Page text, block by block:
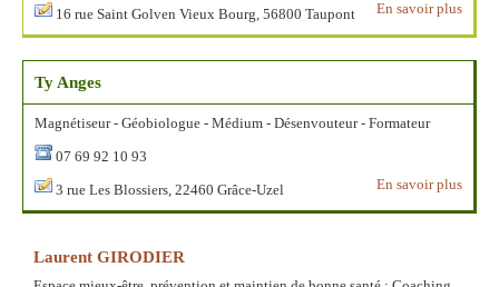
En savoir plus
16 rue Saint Golven Vieux Bourg, 56800 Taupont
Ty Anges
Magnétiseur - Géobiologue - Médium - Désenvouteur - Formateur
07 69 92 10 93
En savoir plus
3 rue Les Blossiers, 22460 Grâce-Uzel
Laurent GIRODIER